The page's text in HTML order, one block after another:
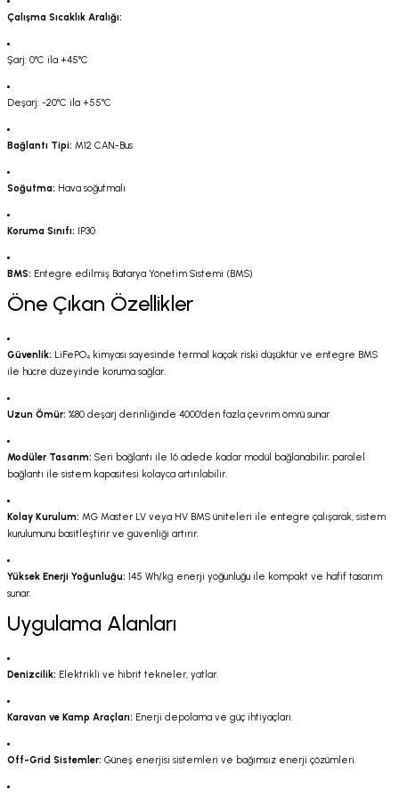
Çalışma Sıcaklık Aralığı:
Şarj: 0°C ila +45°C
Deşarj: -20°C ila +55°C
Bağlantı Tipi: M12 CAN-Bus
Soğutma: Hava soğutmalı
Koruma Sınıfı: IP30
BMS: Entegre edilmiş Batarya Yönetim Sistemi (BMS)
Öne Çıkan Özellikler
Güvenlik: LiFePO₄ kimyası sayesinde termal kaçak riski düşüktür ve entegre BMS
ile hücre düzeyinde koruma sağlar.
Uzun Ömür: %80 deşarj derinliğinde 4000'den fazla çevrim ömrü sunar.
Modüler Tasarım: Seri bağlantı ile 16 adede kadar modül bağlanabilir; paralel
bağlantı ile sistem kapasitesi kolayca artırılabilir.
Kolay Kurulum: MG Master LV veya HV BMS üniteleri ile entegre çalışarak, sistem
kurulumunu basitleştirir ve güvenliği artırır.
Yüksek Enerji Yoğunluğu: 145 Wh/kg enerji yoğunluğu ile kompakt ve hafif tasarım
sunar.
Uygulama Alanları
Denizcilik: Elektrikli ve hibrit tekneler, yatlar.
Karavan ve Kamp Araçları: Enerji depolama ve güç ihtiyaçları.
Off-Grid Sistemler: Güneş enerjisi sistemleri ve bağımsız enerji çözümleri.